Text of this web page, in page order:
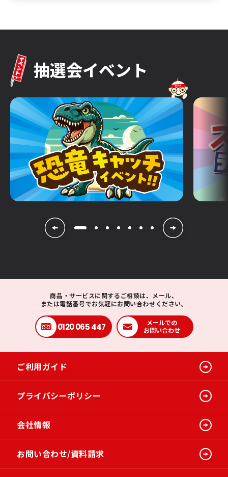
抽選会イベント
商品・サービスに関するご相談は、メール、
または電話番号でお気軽にお問い合わせください。
0120 065 447
メールでの
お問い合わせ
ご利用ガイド
プライバシーポリシー
会社情報
お問い合わせ/資料請求